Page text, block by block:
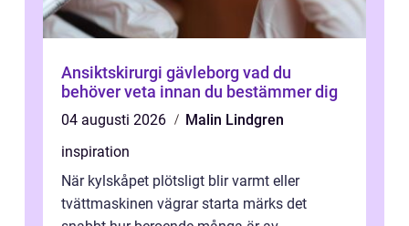
Ansiktskirurgi gävleborg vad du
behöver veta innan du bestämmer dig
04 augusti 2026
Malin Lindgren
inspiration
När kylskåpet plötsligt blir varmt eller
tvättmaskinen vägrar starta märks det